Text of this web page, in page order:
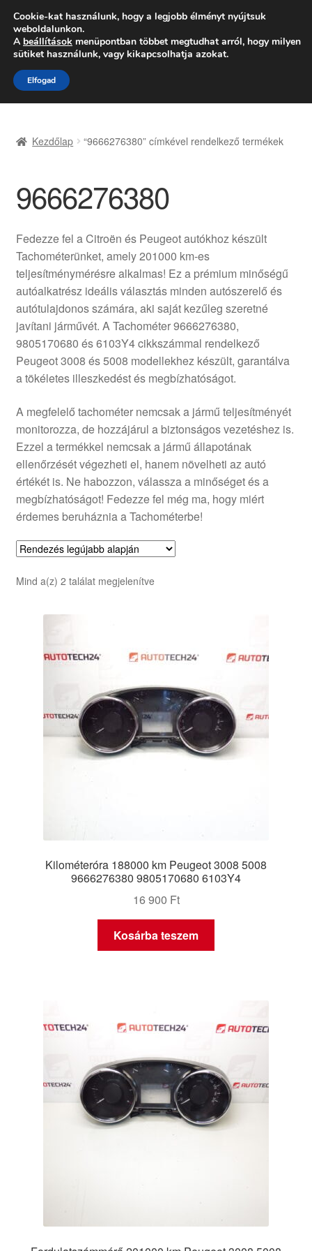
SZÁLLÍTÁS 2618 Ft-tól
Hétfő-Péntek 9:00–16:0006 80 088 054
Ugrás
a
navigációhoz
Kilépés
a
tartalomba
Adatvédelmi irányelvek
Felhasználási feltételek
Kifizetések
Panasz
Panaszkezelési szabályzat
Pénztár
Rólunk
Saját fiókom
Szállítás
Szállítás világszerte
Szekér
Kezdőlap “9666276380” címkével rendelkező termékek
9666276380
Fedezze fel a Citroën és Peugeot autókhoz készült
Tachométerünket, amely 201000 km-es
teljesítménymérésre alkalmas! Ez a prémium minőségű
autóalkatrész ideális választás minden autószerelő és
autótulajdonos számára, aki saját kezűleg szeretné
javítani járművét. A Tachométer 9666276380,
9805170680 és 6103Y4 cikkszámmal rendelkező
Peugeot 3008 és 5008 modellekhez készült, garantálva
a tökéletes illeszkedést és megbízhatóságot.
A megfelelő tachométer nemcsak a jármű teljesítményét
monitorozza, de hozzájárul a biztonságos vezetéshez is.
Ezzel a termékkel nemcsak a jármű állapotának
ellenőrzését végezheti el, hanem növelheti az autó
értékét is. Ne habozzon, válassza a minőséget és a
megbízhatóságot! Fedezze fel még ma, hogy miért
érdemes beruháznia a Tachométerbe!
Mind a(z) 2 találat megjelenítveSorted
Kilométeróra 188000 km Peugeot 3008 5008
9666276380 9805170680 6103Y4
16 900 Ft
Kosárba teszem
Cookie-kat használunk, hogy a legjobb élményt nyújtsuk
weboldalunkon.
A beállítások menüpontban többet megtudhat arról, hogy milyen
sütiket használunk, vagy kikapcsolhatja azokat.
Elfogad